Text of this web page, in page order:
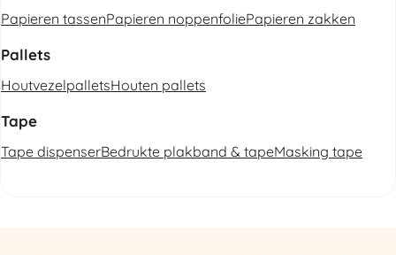
Papieren tassenPapieren noppenfoliePapieren zakken
Pallets
HoutvezelpalletsHouten pallets
Tape
Tape dispenserBedrukte plakband & tapeMasking tape